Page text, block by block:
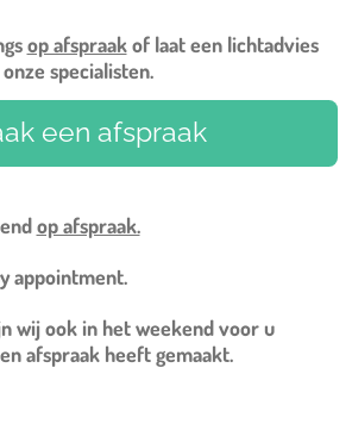
op afspraakof laat een lichtadvies
specialisten.
een afspraak
op afspraak.
appointment.
wij ook in het weekend voor u
afspraak heeft gemaakt.